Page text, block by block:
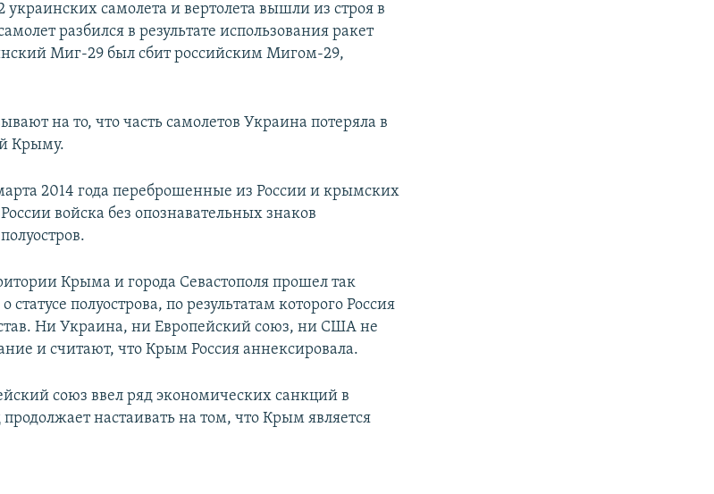
самолета и вертолета вышли из строя в
разбился в результате использования ракет
Миг-29 был сбит российским Мигом-29,
на то, что часть самолетов Украина потеряла в
Крыму.
2014 года переброшенные из России и крымских
войска без опознавательных знаков
Крыма и города Севастополя прошел так
полуострова, по результатам которого Россия
Ни Украина, ни Европейский союз, ни США не
и считают, что Крым Россия аннексировала.
союз ввел ряд экономических санкций в
настаивать на том, что Крым является